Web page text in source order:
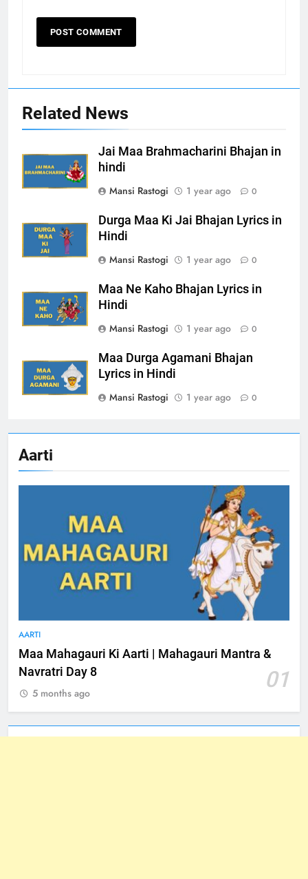
Aarti
AARTI
Maa Mahagauri Ki Aarti | Mahagauri Mantra &
Navratri Day 8
01
5 months ago
Related News
Jai Maa Brahmacharini Bhajan in
hindi
Mansi Rastogi
1 year ago 0
Durga Maa Ki Jai Bhajan Lyrics in
Hindi
Mansi Rastogi
1 year ago 0
Maa Ne Kaho Bhajan Lyrics in
Hindi
Mansi Rastogi
1 year ago 0
Maa Durga Agamani Bhajan
Lyrics in Hindi
Mansi Rastogi
1 year ago 0